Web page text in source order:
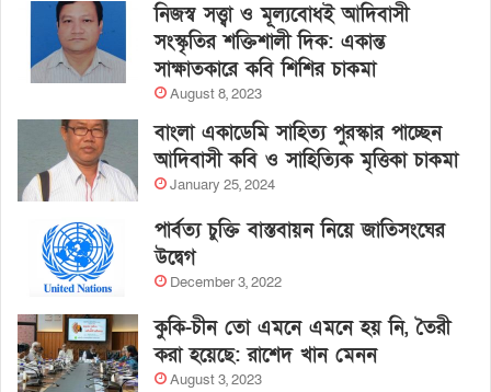
নিজস্ব সত্ত্বা ও মূল্যবোধই আদিবাসী
সংস্কৃতির শক্তিশালী দিক: একান্ত
সাক্ষাতকারে কবি শিশির চাকমা
August 8, 2023
বাংলা একাডেমি সাহিত্য পুরস্কার পাচ্ছেন
আদিবাসী কবি ও সাহিত্যিক মৃত্তিকা চাকমা
January 25, 2024
পার্বত্য চুক্তি বাস্তবায়ন নিয়ে জাতিসংঘের
উদ্বেগ
December 3, 2022
কুকি-চীন তো এমনে এমনে হয় নি, তৈরী
করা হয়েছে: রাশেদ খান মেনন
August 3, 2023